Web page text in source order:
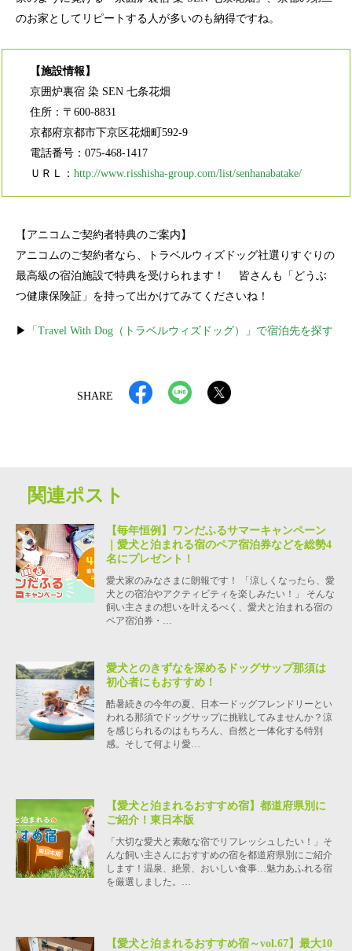
のお家としてリピートする人が多いのも納得ですね。
【施設情報】
京囲炉裏宿 染 SEN 七条花畑
住所：〒600-8831
京都府京都市下京区花畑町592-9
電話番号：075-468-1417
ＵＲＬ： http://www.risshisha-group.com/list/senhanabatake/
【アニコムご契約者特典のご案内】
アニコムのご契約者なら、トラベルウィズドッグ社選りすぐりの
最高級の宿泊施設で特典を受けられます！ 皆さんも「どうぶ
つ健康保険証」を持って出かけてみてくださいね！
▶ 「Travel With Dog（トラベルウィズドッグ）」で宿泊先を探す
SHARE
関連ポスト
【毎年恒例】ワンだふるサマーキャンペーン
｜愛犬と泊まれる宿のペア宿泊券などを総勢4
名にプレゼント！
愛犬家のみなさまに朗報です！ 「涼しくなったら、愛
犬との宿泊やアクティビティを楽しみたい！」 そんな
飼い主さまの想いを叶えるべく、愛犬と泊まれる宿の
ペア宿泊券・…
愛犬とのきずなを深めるドッグサップ那須は
初心者にもおすすめ！
酷暑続きの今年の夏、日本一ドッグフレンドリーとい
われる那須でドッグサップに挑戦してみませんか？涼
を感じられるのはもちろん、自然と一体化する特別
感。そして何より愛…
【愛犬と泊まれるおすすめ宿】都道府県別に
ご紹介！東日本版
「大切な愛犬と素敵な宿でリフレッシュしたい！」そ
んな飼い主さんにおすすめの宿を都道府県別にご紹介
します！温泉、絶景、おいしい食事…魅力あふれる宿
を厳選しました。…
【愛犬と泊まれるおすすめ宿～vol.67】最大10